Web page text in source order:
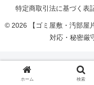
特定商取引法に基づく表
© 2026 【ゴミ屋敷・汚部屋
対応・秘密厳
ホーム 検索